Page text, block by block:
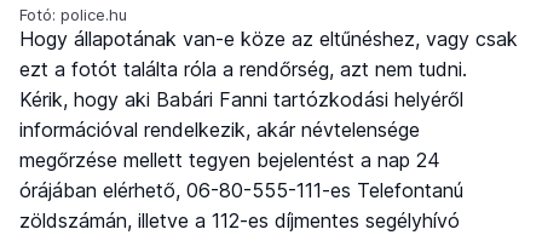
Fotó: police.hu
Hogy állapotának van-e köze az eltűnéshez, vagy csak
ezt a fotót találta róla a rendőrség, azt nem tudni.
Kérik, hogy aki Babári Fanni tartózkodási helyéről
információval rendelkezik, akár névtelensége
megőrzése mellett tegyen bejelentést a nap 24
órájában elérhető, 06-80-555-111-es Telefontanú
zöldszámán, illetve a 112-es díjmentes segélyhívó